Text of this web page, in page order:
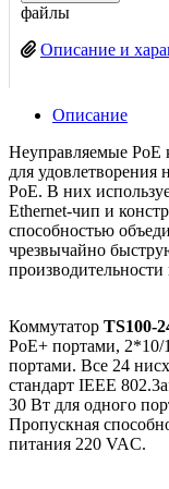
файлы
Описание и
Описание
Неуправляемые PoE
для
PoE. В них
Ethernet-чип и
способностью
чрезвычайно
Коммутатор TS100-
PoE+ портами, 2*10/
портами. Все 24
стандарт IEEE
30 Вт для одного
Пропускная
питания 220 VAC.